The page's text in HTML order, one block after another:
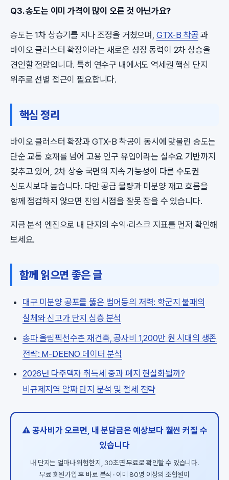
Q3. 송도는 이미 가격이 많이 오른 것 아닌가요?
송도는 1차 상승기를 지나 조정을 거쳤으며, GTX-B 착공 과
바이오 클러스터 확장이라는 새로운 성장 동력이 2차 상승을
견인할 전망입니다. 특히 연수구 내에서도 역세권 핵심 단지
위주로 선별 접근이 필요합니다.
핵심 정리
바이오 클러스터 확장과 GTX-B 착공이 동시에 맞물린 송도는
단순 교통 호재를 넘어 고용 인구 유입이라는 실수요 기반까지
갖추고 있어, 2차 상승 국면의 지속 가능성이 다른 수도권
신도시보다 높습니다. 다만 공급 물량과 미분양 재고 흐름을
함께 점검하지 않으면 진입 시점을 잘못 잡을 수 있습니다.
지금 분석 엔진으로 내 단지의 수익·리스크 지표를 먼저 확인해
보세요.
함께 읽으면 좋은 글
대구 미분양 공포를 뚫은 범어동의 저력: 학군지 불패의
실체와 신고가 단지 심층 분석
송파 올림픽선수촌 재건축, 공사비 1,200만 원 시대의 생존
전략: M-DEENO 데이터 분석
2026년 다주택자 취득세 중과 폐지 현실화될까?
비규제지역 알짜 단지 분석 및 절세 전략
⚠️ 공사비가 오르면, 내 분담금은 예상보다 훨씬 커질 수
있습니다
내 단지는 얼마나 위험한지, 30초면 무료로 확인할 수 있습니다.
무료 회원가입 후 바로 분석 · 이미 80명 이상의 조합원이